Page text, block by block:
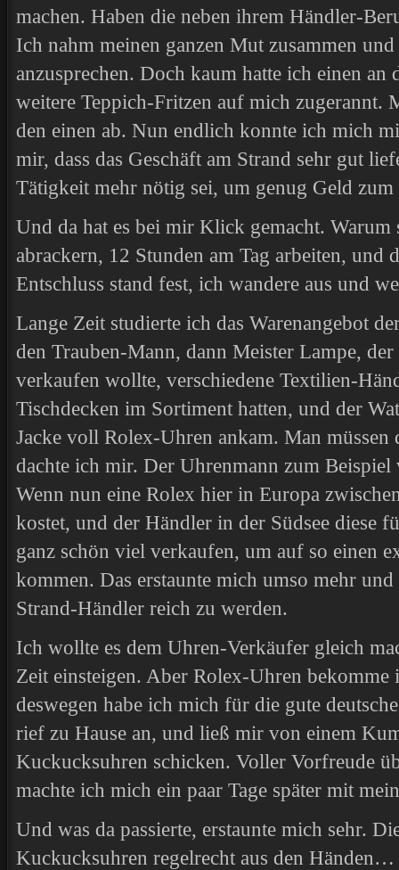
machen. Haben die neben ihrem Händler-
Ich nahm meinen ganzen Mut zusammen
anzusprechen. Doch kaum hatte ich einen
weitere Teppich-Fritzen auf mich zugerannt.
den einen ab. Nun endlich konnte ich mich
mir, dass das Geschäft am Strand sehr gut
Tätigkeit mehr nötig sei, um genug Geld
Und da hat es bei mir Klick gemacht.
abrackern, 12 Stunden am Tag arbeiten, und
Entschluss stand fest, ich wandere aus und
Lange Zeit studierte ich das Warenangebot
den Trauben-Mann, dann Meister Lampe,
verkaufen wollte, verschiedene Textilien-
Tischdecken im Sortiment hatten, und der
Jacke voll Rolex-Uhren ankam. Man
dachte ich mir. Der Uhrenmann zum
Wenn nun eine Rolex hier in Europa
kostet, und der Händler in der Südsee diese
ganz schön viel verkaufen, um auf so einen
kommen. Das erstaunte mich umso mehr
Strand-Händler reich zu werden.
Ich wollte es dem Uhren-Verkäufer gleich
Zeit einsteigen. Aber Rolex-Uhren
deswegen habe ich mich für die gute
rief zu Hause an, und ließ mir von einem
Kuckucksuhren schicken. Voller Vorfreude
machte ich mich ein paar Tage später mit
Und was da passierte, erstaunte mich sehr.
Kuckucksuhren regelrecht aus den